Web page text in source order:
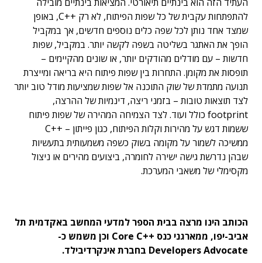
להתפתחות עקבית של כל שפות הפיתוח, לא רק ++C, באופן
שמצד אחד נותן לכל שפה כלים נוספים חדשים, אך במקביל
הופך את האתגר בשליטה בשפה לקשה יותר. במקביל, שפות
חדשות – עם מודלים מהודקים יותר, או שונים מהקיימים –
תופסות את מקומן. התחרות בין שפות פיתוח היא בריאה ומייצרת
תנועה מתמדת של שוק התוכנה אל שפות שמציעות מודל טוב יותר
לצד תוצאות טובות – בזמני ריצה, דינמיות של ההרצה,
footprint כולל ועוד. לצד הצמיחה המהירה של שפות פיתוח
ששמות דגש על מהירות וקלות הפיתוח, כגון פייתון – ++C
ממשיכה לשמור על מקומה בשוק כשפה משמעותית בתעשיות
שבהן נדרשת גישה ישירה לחומרה, ביצועים מהירים או ניצול
מקסימלי של משאבי המערכת.
הכותב הינו מרצה בבית הספר למדעי המחשב באקדמית תל
אביב-יפו, ממארגני כנס ++Core C וכן משמש כ-
Developers Advocate בחברת אינקרדיבילד.